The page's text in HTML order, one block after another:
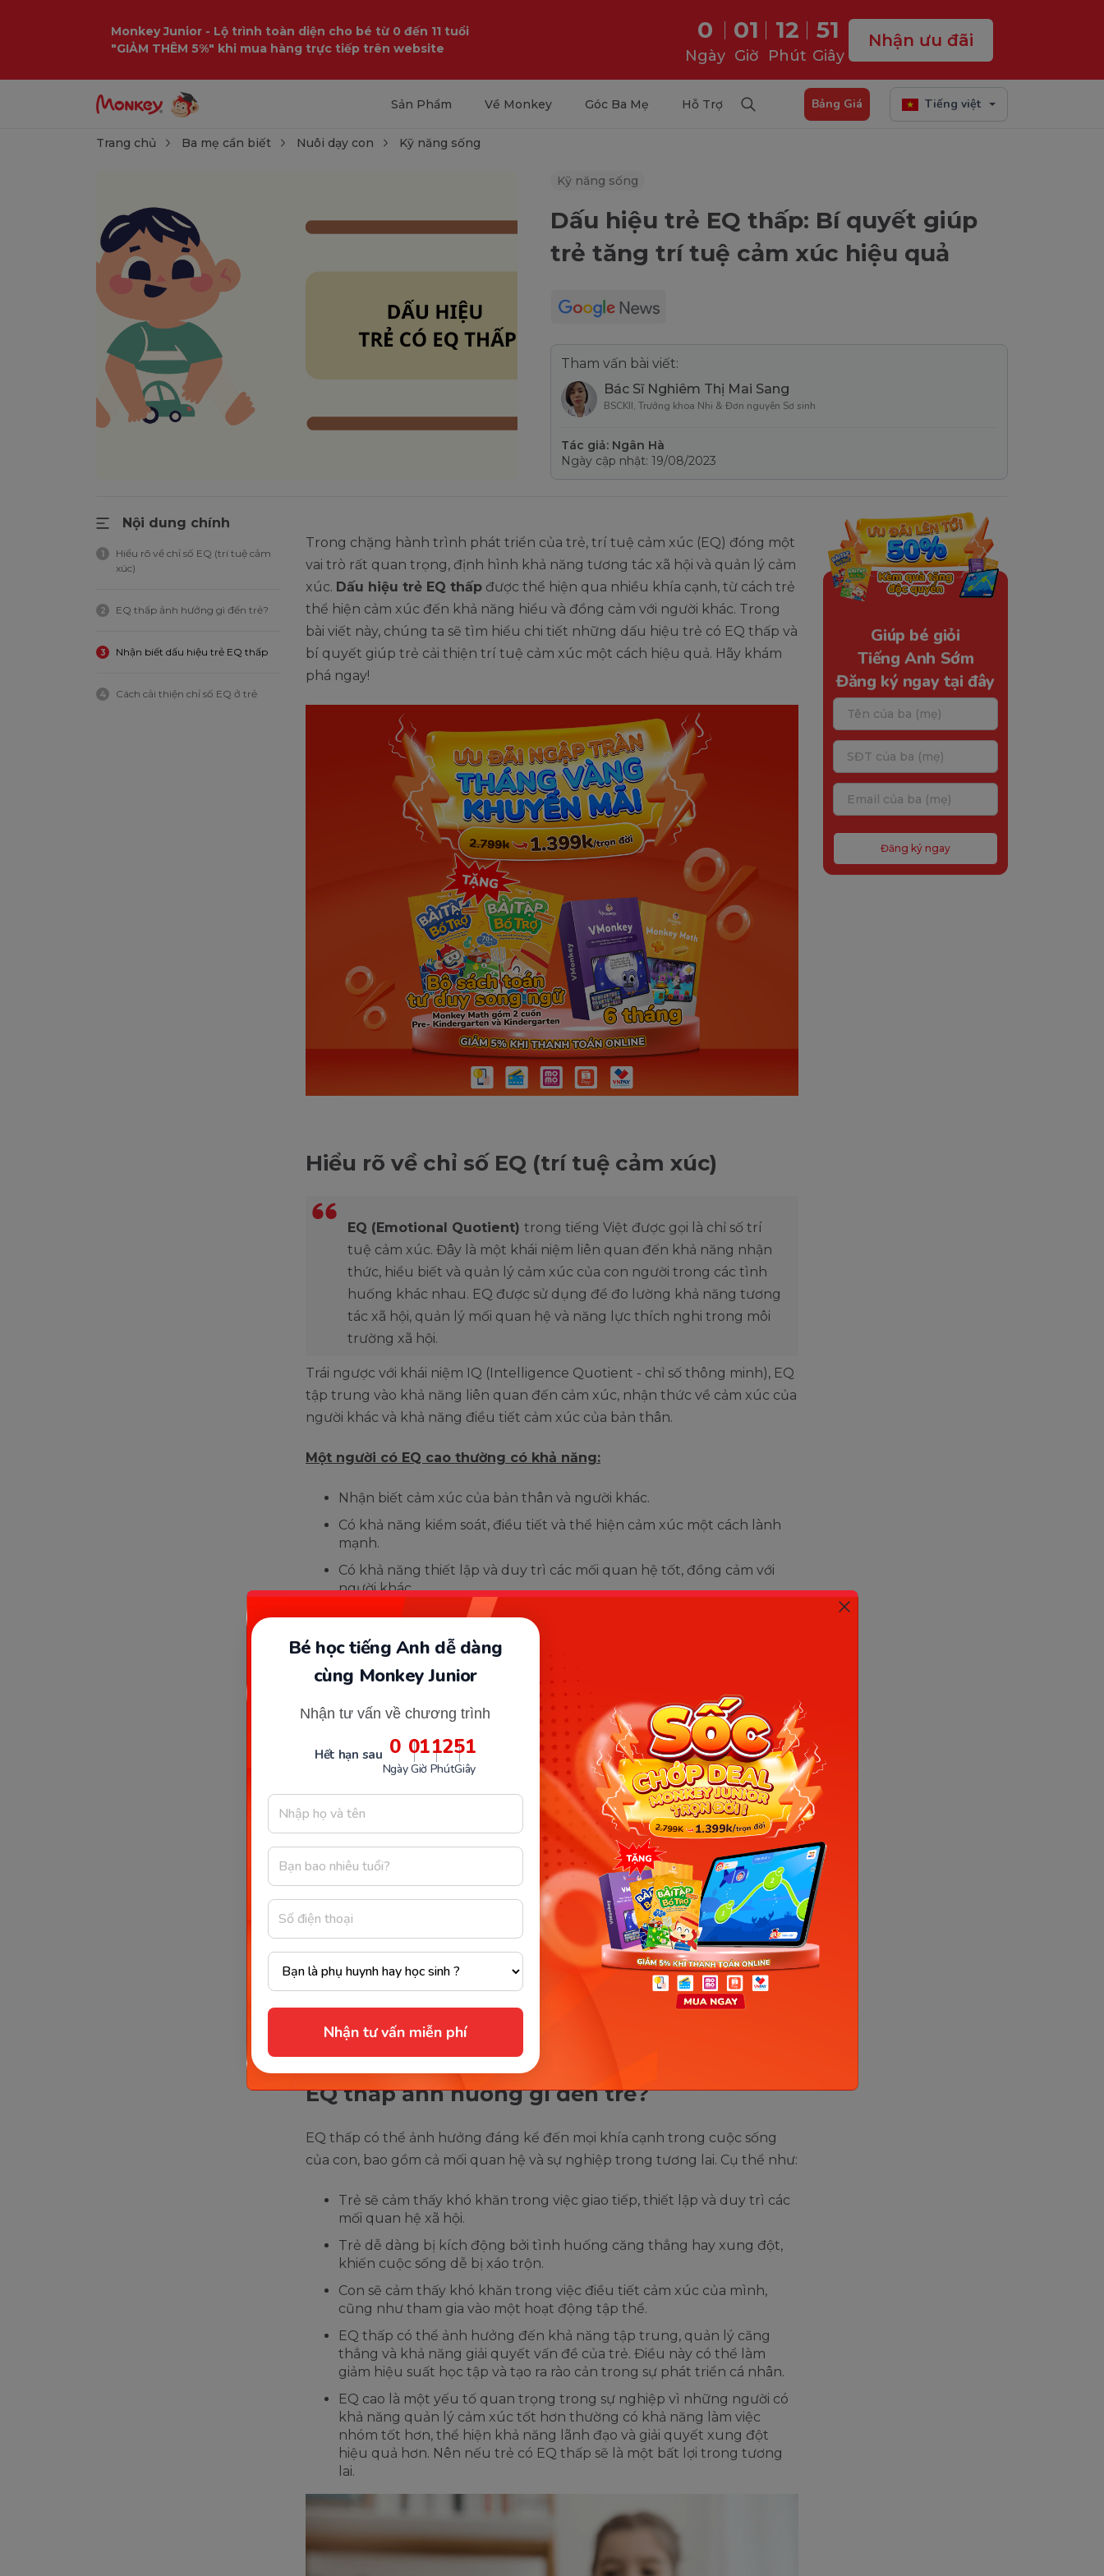
Monkey Junior - Lộ trình toàn diện cho bé từ 0 đến 11 tuổi
"GIẢM THÊM 5%" khi mua hàng trực tiếp trên website
0
Ngày
01
Giờ
12
Phút
50
Giây
Nhận ưu đãi
Sản Phẩm Về Monkey Góc Ba Mẹ Hỗ Trợ Bảng Giá Tiếng việt
Bé học tiếng Anh dễ dàng
cùng Monkey Junior
Nhận tư vấn về chương trình
Hết hạn sau 0
Ngày
01
Giờ
12
Phút
50
Giây
Nhận tư vấn miễn phí
Trang chủ Ba mẹ cần biết Nuôi dạy con Kỹ năng sống
Kỹ năng sống
Dấu hiệu trẻ EQ thấp: Bí quyết giúp
trẻ tăng trí tuệ cảm xúc hiệu quả
Tham vấn bài viết:
Bác Sĩ Nghiêm Thị Mai Sang
BSCKII, Trưởng khoa Nhi & Đơn nguyên Sơ sinh
Tác giả: Ngân Hà
Ngày cập nhật: 19/08/2023
Nội dung chính
1
Hiểu rõ về chỉ số EQ (trí tuệ cảm
xúc)
2 EQ thấp ảnh hưởng gì đến trẻ?
3 Nhận biết dấu hiệu trẻ EQ thấp
4 Cách cải thiện chỉ số EQ ở trẻ
Trong chặng hành trình phát triển của trẻ, trí tuệ cảm xúc (EQ) đóng một
vai trò rất quan trọng, định hình khả năng tương tác xã hội và quản lý cảm
xúc. Dấu hiệu trẻ EQ thấp được thể hiện qua nhiều khía cạnh, từ cách trẻ
thể hiện cảm xúc đến khả năng hiểu và đồng cảm với người khác. Trong
bài viết này, chúng ta sẽ tìm hiểu chi tiết những dấu hiệu trẻ có EQ thấp và
bí quyết giúp trẻ cải thiện trí tuệ cảm xúc một cách hiệu quả. Hãy khám
phá ngay!
Hiểu rõ về chỉ số EQ (trí tuệ cảm xúc)
EQ (Emotional Quotient) trong tiếng Việt được gọi là chỉ số trí
tuệ cảm xúc. Đây là một khái niệm liên quan đến khả năng nhận
thức, hiểu biết và quản lý cảm xúc của con người trong các tình
huống khác nhau. EQ được sử dụng để đo lường khả năng tương
tác xã hội, quản lý mối quan hệ và năng lực thích nghi trong môi
trường xã hội.
Trái ngược với khái niệm IQ (Intelligence Quotient - chỉ số thông minh), EQ
tập trung vào khả năng liên quan đến cảm xúc, nhận thức về cảm xúc của
người khác và khả năng điều tiết cảm xúc của bản thân.
Một người có EQ cao thường có khả năng:
Nhận biết cảm xúc của bản thân và người khác.
Có khả năng kiểm soát, điều tiết và thể hiện cảm xúc một cách lành
mạnh.
Có khả năng thiết lập và duy trì các mối quan hệ tốt, đồng cảm với
người khác.
Có khả năng giải quyết xung đột.
Có khả năng thích nghi với các tình huống mới, sự thay đổi và áp lực.
Hiểu rõ về chỉ số EQ (trí tuệ cảm xúc). (Ảnh: Sưu tầm Internet)
EQ thấp ảnh hưởng gì đến trẻ?
EQ thấp có thể ảnh hưởng đáng kể đến mọi khía cạnh trong cuộc sống
của con, bao gồm cả mối quan hệ và sự nghiệp trong tương lai. Cụ thể như:
Trẻ sẽ cảm thấy khó khăn trong việc giao tiếp, thiết lập và duy trì các
mối quan hệ xã hội.
Trẻ dễ dàng bị kích động bởi tình huống căng thẳng hay xung đột,
khiến cuộc sống dễ bị xáo trộn.
Con sẽ cảm thấy khó khăn trong việc điều tiết cảm xúc của mình,
cũng như tham gia vào một hoạt động tập thể.
EQ thấp có thể ảnh hưởng đến khả năng tập trung, quản lý căng
thẳng và khả năng giải quyết vấn đề của trẻ. Điều này có thể làm
giảm hiệu suất học tập và tạo ra rào cản trong sự phát triển cá nhân.
EQ cao là một yếu tố quan trọng trong sự nghiệp vì những người có
khả năng quản lý cảm xúc tốt hơn thường có khả năng làm việc
nhóm tốt hơn, thể hiện khả năng lãnh đạo và giải quyết xung đột
hiệu quả hơn. Nên nếu trẻ có EQ thấp sẽ là một bất lợi trong tương
lai.
Giúp bé giỏi
Tiếng Anh Sớm
Đăng ký ngay tại đây
Đăng ký ngay